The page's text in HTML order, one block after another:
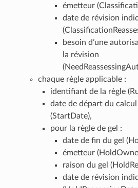
émetteur
date de révision
besoin d’une
la révision
chaque règle applicable :
identifiant de la règle
date de départ du calcul
(StartDate),
pour la règle de gel :
date de fin du gel
émetteur
raison du gel
date de révision